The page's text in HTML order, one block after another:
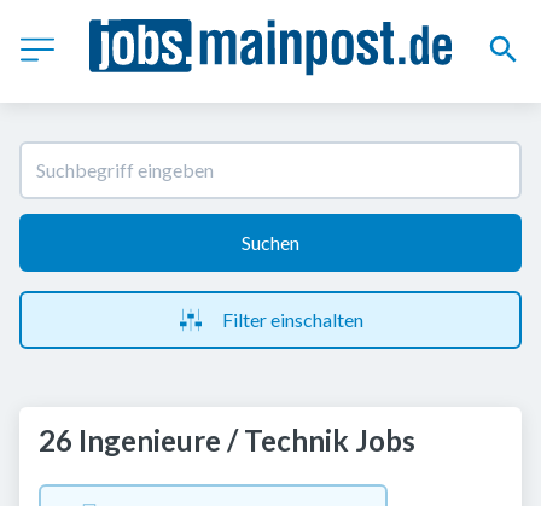
Suchen
Filter einschalten
26 Ingenieure / Technik Jobs